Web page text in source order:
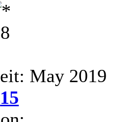
May 2019
15